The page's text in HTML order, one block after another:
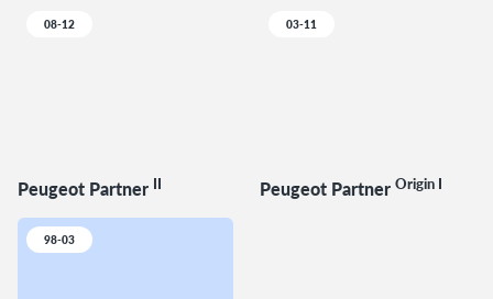
08-12
Peugeot Partner II
03-11
Peugeot Partner Origin I
98-03